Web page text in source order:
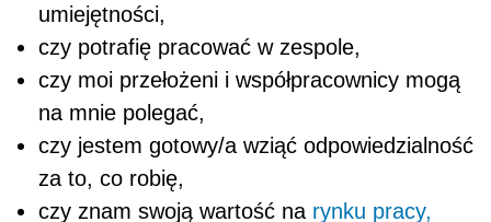
umiejętności,
czy potrafię pracować w zespole,
czy moi przełożeni i współpracownicy mogą
na mnie polegać,
czy jestem gotowy/a wziąć odpowiedzialność
za to, co robię,
czy znam swoją wartość na rynku pracy,